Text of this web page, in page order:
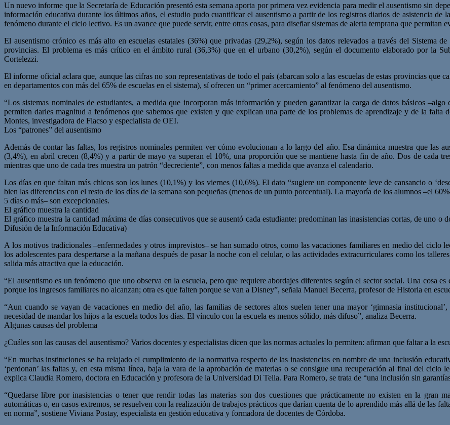
Un nuevo informe que la Secretaría de Educación presentó esta semana aporta por primera vez evidencia para medir el ausentismo sin
información educativa durante los últimos años, el estudio pudo cuantificar el ausentismo a partir de los registros diarios de asistencia de
fenómeno durante el ciclo lectivo. Es un avance que puede servir, entre otras cosas, para diseñar sistemas de alerta temprana que permitan
El ausentismo crónico es más alto en escuelas estatales (36%) que privadas (29,2%), según los datos relevados a través del Sistema
provincias. El problema es más crítico en el ámbito rural (36,3%) que en el urbano (30,2%), según el documento elaborado por la
Cortelezzi.
El informe oficial aclara que, aunque las cifras no son representativas de todo el país (abarcan solo a las escuelas de estas provincias que
en departamentos con más del 65% de escuelas en el sistema), sí ofrecen un “primer acercamiento” al fenómeno del ausentismo.
“Los sistemas nominales de estudiantes, a medida que incorporan más información y pueden garantizar la carga de datos básicos
permiten darles magnitud a fenómenos que sabemos que existen y que explican una parte de los problemas de aprendizaje y de la falta
Montes, investigadora de Flacso y especialista de OEI.
Los “patrones” del ausentismo
Además de contar las faltas, los registros nominales permiten ver cómo evolucionan a lo largo del año. Esa dinámica muestra que las
(3,4%), en abril crecen (8,4%) y a partir de mayo ya superan el 10%, una proporción que se mantiene hasta fin de año. Dos de cada
mientras que uno de cada tres muestra un patrón “decreciente”, con menos faltas a medida que avanza el calendario.
Los días en que faltan más chicos son los lunes (10,1%) y los viernes (10,6%). El dato “sugiere un componente leve de cansancio o
bien las diferencias con el resto de los días de la semana son pequeñas (menos de un punto porcentual). La mayoría de los alumnos –el
5 días o más– son excepcionales.
El gráfico muestra la cantidad
El gráfico muestra la cantidad máxima de días consecutivos que se ausentó cada estudiante: predominan las inasistencias cortas, de uno
Difusión de la Información Educativa)
A los motivos tradicionales –enfermedades y otros imprevistos– se han sumado otros, como las vacaciones familiares en medio del ciclo
los adolescentes para despertarse a la mañana después de pasar la noche con el celular, o las actividades extracurriculares como los
salida más atractiva que la educación.
“El ausentismo es un fenómeno que uno observa en la escuela, pero que requiere abordajes diferentes según el sector social. Una cosa
porque los ingresos familiares no alcanzan; otra es que falten porque se van a Disney”, señala Manuel Becerra, profesor de Historia en
“Aun cuando se vayan de vacaciones en medio del año, las familias de sectores altos suelen tener una mayor ‘gimnasia
necesidad de mandar los hijos a la escuela todos los días. El vínculo con la escuela es menos sólido, más difuso”, analiza Becerra.
Algunas causas del problema
¿Cuáles son las causas del ausentismo? Varios docentes y especialistas dicen que las normas actuales lo permiten: afirman que faltar a la
“En muchas instituciones se ha relajado el cumplimiento de la normativa respecto de las inasistencias en nombre de una inclusión
‘perdonan’ las faltas y, en esta misma línea, baja la vara de la aprobación de materias o se consigue una recuperación al final del
explica Claudia Romero, doctora en Educación y profesora de la Universidad Di Tella. Para Romero, se trata de “una inclusión sin
“Quedarse libre por inasistencias o tener que rendir todas las materias son dos cuestiones que prácticamente no existen en la gran
automáticas o, en casos extremos, se resuelven con la realización de trabajos prácticos que darían cuenta de lo aprendido más allá de las
en norma”, sostiene Viviana Postay, especialista en gestión educativa y formadora de docentes de Córdoba.